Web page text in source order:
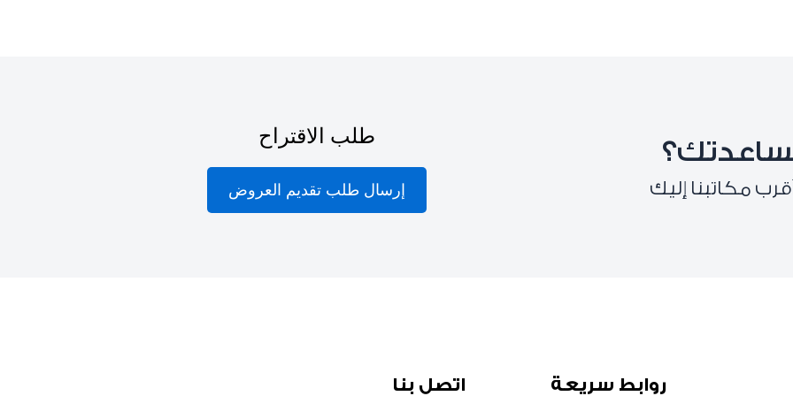
مكاتبنا إليك
طلب الاقتراح
إرسال طلب تقديم العروض
روابط سريعة اتصل بنا